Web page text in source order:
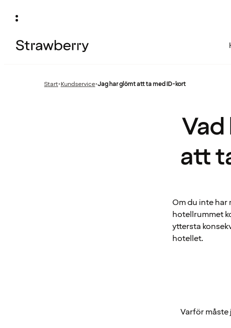
Start•Föregående
Kundservice•Jag har glömt att ta med ID-kort
att
Om du inte har
hotellrummet
yttersta
hotellet.
Varför